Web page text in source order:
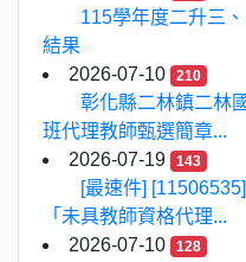
115學年度二升三
結果
2026-07-10
210
彰化縣二林鎮二林
班代理教師甄選簡章...
2026-07-19
143
[最速件]
「未具教師資格代理...
2026-07-10
128